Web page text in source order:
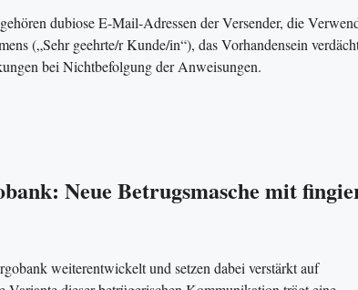
dubiose E-Mail-Adressen der Versender, die
(„Sehr geehrte/r Kunde/in“), das Vorhandensein
bei Nichtbefolgung der Anweisungen.
Neue Betrugsmasche mit
weiterentwickelt und setzen dabei verstärkt auf